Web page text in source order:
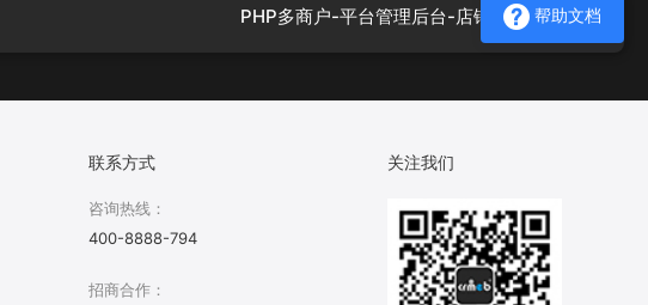
帮助文档
PHP多商户-平台管理后台-店铺商品参数.png
联系方式
咨询热线：
400-8888-794
招商合作：
关注我们